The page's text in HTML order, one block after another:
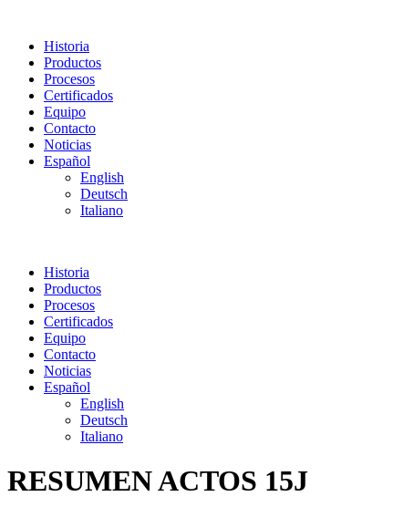
Historia
Productos
Procesos
Certificados
Equipo
Contacto
Noticias
Español
English
Deutsch
Italiano
Historia
Productos
Procesos
Certificados
Equipo
Contacto
Noticias
Español
English
Deutsch
Italiano
RESUMEN ACTOS 15J